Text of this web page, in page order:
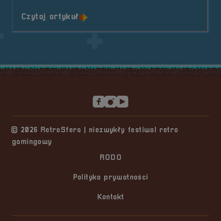
Czytaj artykuło tytule RetroSfera vol.7 już na
© 2026 RetroSfera | niezwykły festiwal retro
gamingowy
RODO
Polityka prywatności
Kontakt